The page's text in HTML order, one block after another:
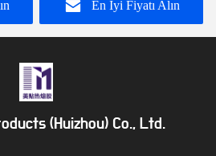
En İyi Fiyatı Alın
(Huizhou) Co., Ltd.